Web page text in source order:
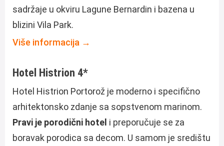
sadržaje u okviru Lagune Bernardin i bazena u
blizini Vila Park.
Više informacija →
Hotel Histrion 4*
Hotel Histrion Portorož je moderno i specifično
arhitektonsko zdanje sa sopstvenom marinom.
Pravi je porodični hotel i preporučuje se za
boravak porodica sa decom. U samom je središtu